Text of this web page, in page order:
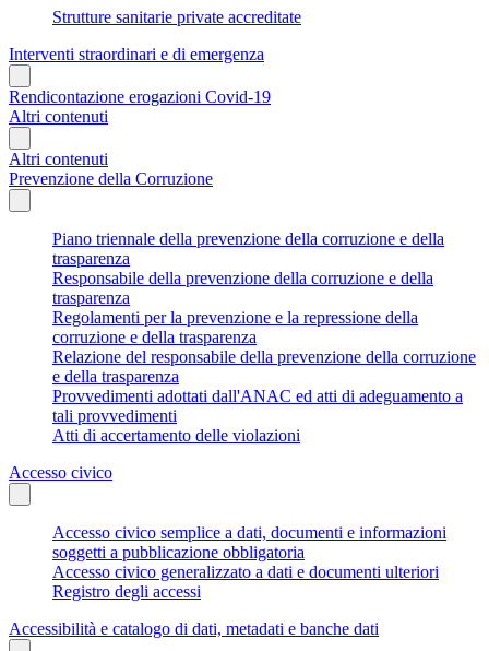
Strutture sanitarie private accreditate
Interventi straordinari e di emergenza
Rendicontazione erogazioni Covid-19
Altri contenuti
Altri contenuti
Prevenzione della Corruzione
Piano triennale della prevenzione della corruzione e della
trasparenza
Responsabile della prevenzione della corruzione e della
trasparenza
Regolamenti per la prevenzione e la repressione della
corruzione e della trasparenza
Relazione del responsabile della prevenzione della corruzione
e della trasparenza
Provvedimenti adottati dall'ANAC ed atti di adeguamento a
tali provvedimenti
Atti di accertamento delle violazioni
Accesso civico
Accesso civico semplice a dati, documenti e informazioni
soggetti a pubblicazione obbligatoria
Accesso civico generalizzato a dati e documenti ulteriori
Registro degli accessi
Accessibilità e catalogo di dati, metadati e banche dati